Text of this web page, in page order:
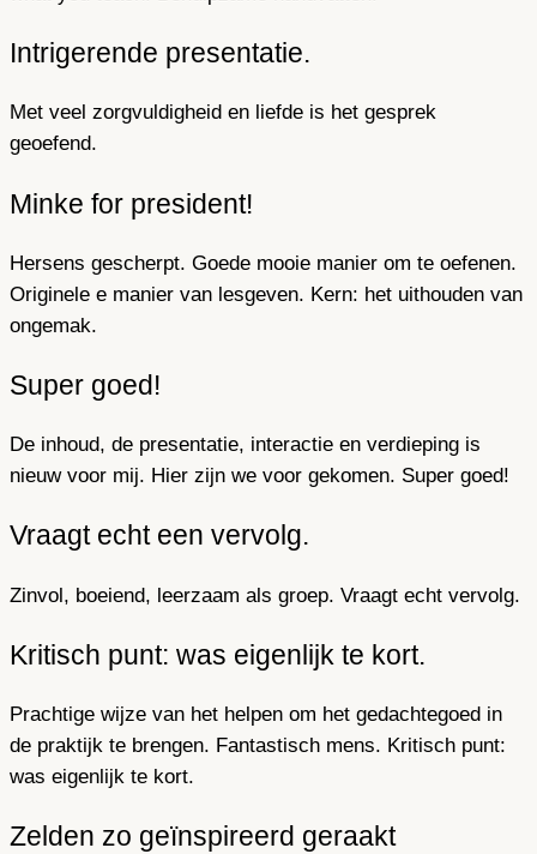
Intrigerende presentatie.
Met veel zorgvuldigheid en liefde is het gesprek
geoefend.
Minke for president!
Hersens gescherpt. Goede mooie manier om te oefenen.
Originele e manier van lesgeven. Kern: het uithouden van
ongemak.
Super goed!
De inhoud, de presentatie, interactie en verdieping is
nieuw voor mij. Hier zijn we voor gekomen. Super goed!
Vraagt echt een vervolg.
Zinvol, boeiend, leerzaam als groep. Vraagt echt vervolg.
Kritisch punt: was eigenlijk te kort.
Prachtige wijze van het helpen om het gedachtegoed in
de praktijk te brengen. Fantastisch mens. Kritisch punt:
was eigenlijk te kort.
Zelden zo geïnspireerd geraakt